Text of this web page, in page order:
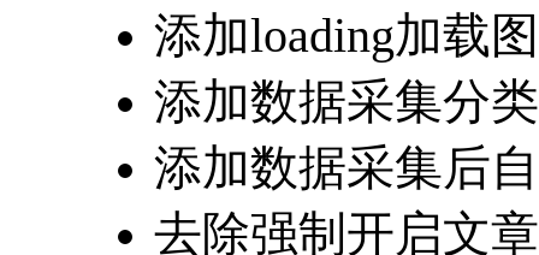
添加loading加载
添加数据采集分
添加数据采集后
去除强制开启文